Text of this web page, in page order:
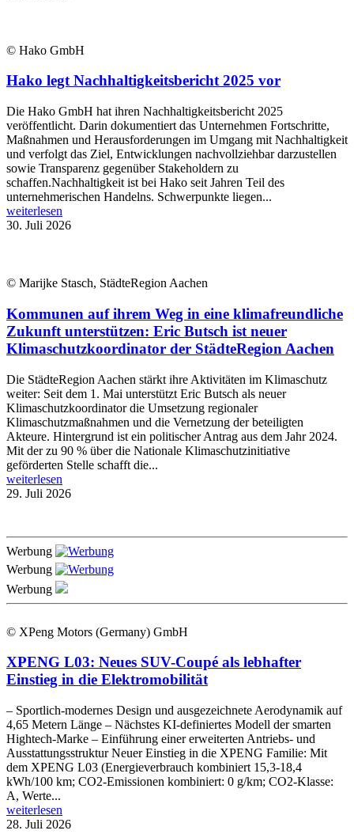
© Hako GmbH
Hako legt Nachhaltigkeitsbericht 2025 vor
Die Hako GmbH hat ihren Nachhaltigkeitsbericht 2025
veröffentlicht. Darin dokumentiert das Unternehmen Fortschritte,
Maßnahmen und Herausforderungen im Umgang mit Nachhaltigkeit
und verfolgt das Ziel, Entwicklungen nachvollziehbar darzustellen
sowie Transparenz gegenüber Stakeholdern zu
schaffen.Nachhaltigkeit ist bei Hako seit Jahren Teil des
unternehmerischen Handelns. Schwerpunkte liegen...
weiterlesen
30. Juli 2026
© Marijke Stasch, StädteRegion Aachen
Kommunen auf ihrem Weg in eine klimafreundliche
Zukunft unterstützen: Eric Butsch ist neuer
Klimaschutzkoordinator der StädteRegion Aachen
Die StädteRegion Aachen stärkt ihre Aktivitäten im Klimaschutz
weiter: Seit dem 1. Mai unterstützt Eric Butsch als neuer
Klimaschutzkoordinator die Umsetzung regionaler
Klimaschutzmaßnahmen und die Vernetzung der beteiligten
Akteure. Hintergrund ist ein politischer Antrag aus dem Jahr 2024.
Mit der zu 90 % über die Nationale Klimaschutzinitiative
geförderten Stelle schafft die...
weiterlesen
29. Juli 2026
Werbung
Werbung
Werbung
© XPeng Motors (Germany) GmbH
XPENG L03: Neues SUV-Coupé als lebhafter
Einstieg in die Elektromobilität
– Sportlich-modernes Design und ausgezeichnete Aerodynamik auf
4,65 Metern Länge – Nächstes KI-definiertes Modell der smarten
Hightech-Marke – Einführung einer erweiterten Antriebs- und
Ausstattungsstruktur Neuer Einstieg in die XPENG Familie: Mit
dem XPENG L03 (Energieverbrauch kombiniert 15,3-18,4
kWh/100 km; CO2-Emissionen kombiniert: 0 g/km; CO2-Klasse:
A, Werte...
weiterlesen
28. Juli 2026